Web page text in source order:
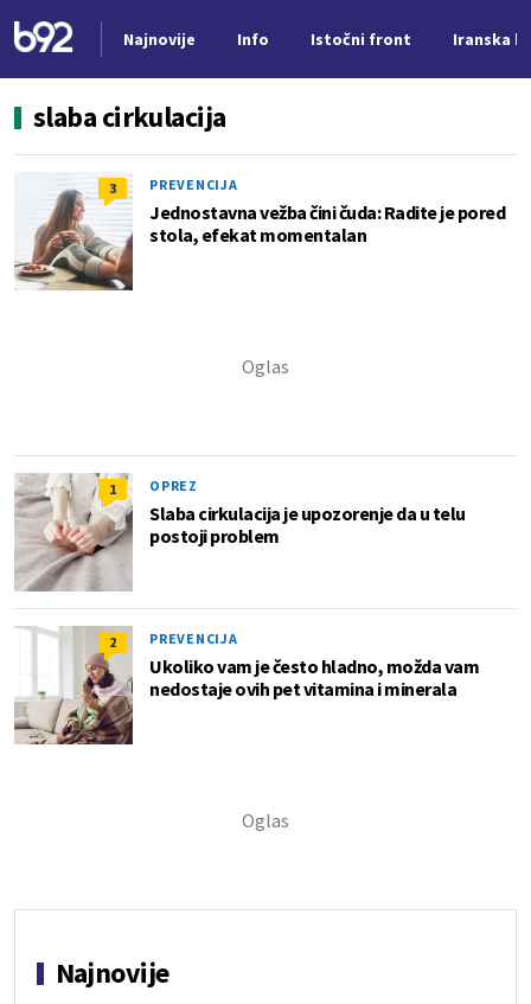
Najnovije Info Istočni front Iranska
slaba cirkulacija
3 PREVENCIJA
Jednostavna vežba čini čuda: Radite je pored
stola, efekat momentalan
1 OPREZ
Slaba cirkulacija je upozorenje da u telu
postoji problem
2 PREVENCIJA
Ukoliko vam je često hladno, možda vam
nedostaje ovih pet vitamina i minerala
Najnovije